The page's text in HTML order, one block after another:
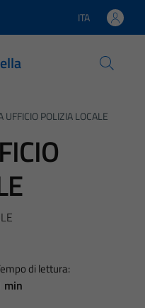
Lingua attiva:
ITA
UFFICIO POLIZIA LOCALE
di lettura:
min